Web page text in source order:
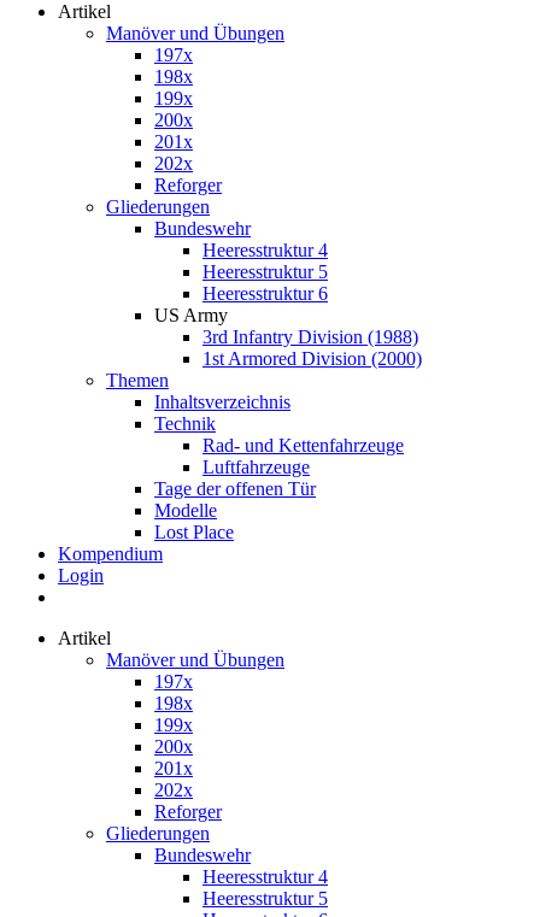
Artikel
Manöver und Übungen
197x
198x
199x
200x
201x
202x
Reforger
Gliederungen
Bundeswehr
Heeresstruktur 4
Heeresstruktur 5
Heeresstruktur 6
US Army
3rd Infantry Division (1988)
1st Armored Division (2000)
Themen
Inhaltsverzeichnis
Technik
Rad- und Kettenfahrzeuge
Luftfahrzeuge
Tage der offenen Tür
Modelle
Lost Place
Kompendium
Login
Artikel
Manöver und Übungen
197x
198x
199x
200x
201x
202x
Reforger
Gliederungen
Bundeswehr
Heeresstruktur 4
Heeresstruktur 5